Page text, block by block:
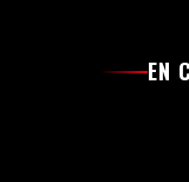
EN